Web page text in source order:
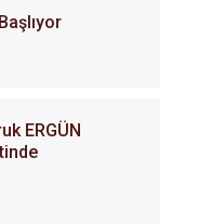
ERGÜN